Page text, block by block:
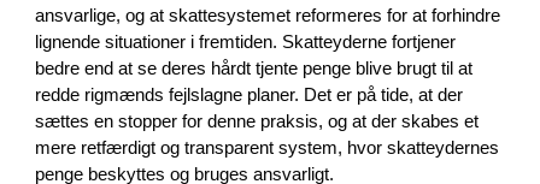
ansvarlige, og at skattesystemet reformeres for at forhindre
lignende situationer i fremtiden. Skatteyderne fortjener
bedre end at se deres hårdt tjente penge blive brugt til at
redde rigmænds fejlslagne planer. Det er på tide, at der
sættes en stopper for denne praksis, og at der skabes et
mere retfærdigt og transparent system, hvor skatteydernes
penge beskyttes og bruges ansvarligt.